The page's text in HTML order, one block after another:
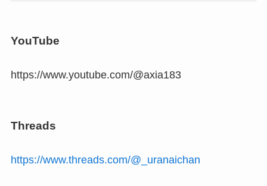
YouTube
https://www.youtube.com/@axia183
Threads
https://www.threads.com/@_uranaichan